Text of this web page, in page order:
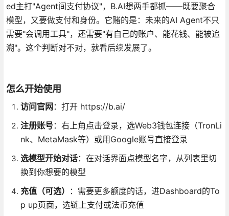
ed主打"Agent间支付协议"，B.AI想两手都抓——既要聚合
模型，又要做支付和身份。它赌的是：未来的AI Agent不只
需要"会调用工具"，还需要"有自己的账户、能花钱、能被追
溯"。这个判断对不对，就看后续发展了。
怎么开始使用
访问官网 ：打开 https://b.ai/
注册账号：右上角点击登录，选Web3钱包连接（TronLi
nk、MetaMask等）或用Google账号直接登录
选模型开始对话：在对话界面点模型名字，从列表里切
换到你想要的模型
充值（可选）
：需要更多额度的话，进Dashboard的To
p up页面，选链上支付或法币充值